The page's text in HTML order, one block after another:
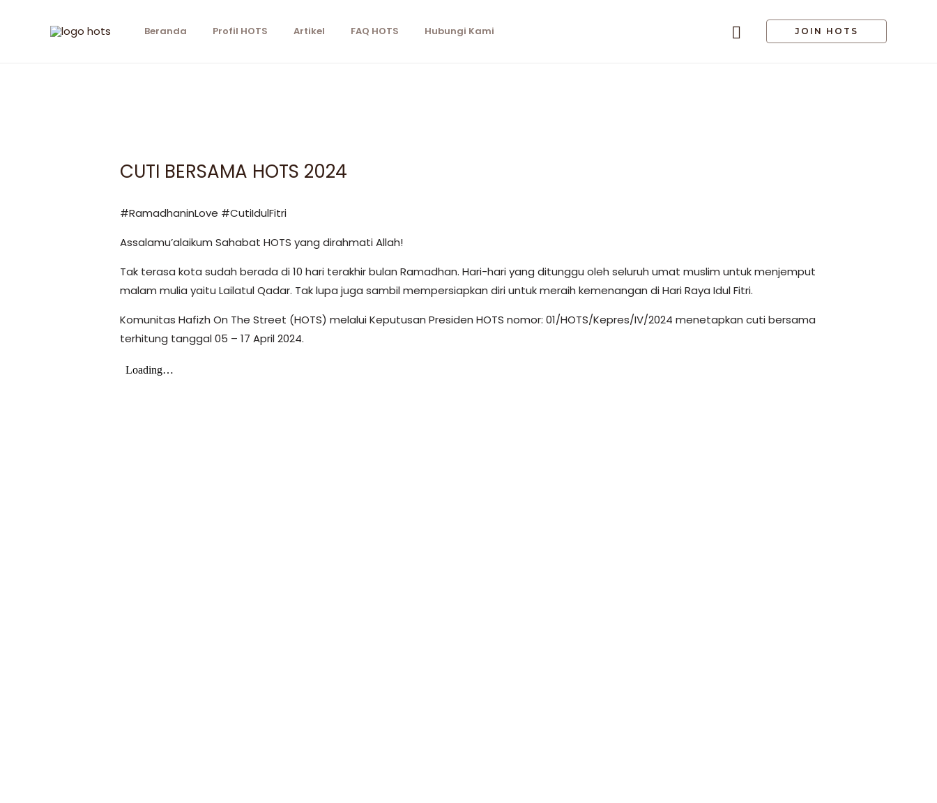
Beranda Profil HOTS Artikel FAQ HOTS Hubungi Kami JOIN HOTS
CUTI BERSAMA HOTS 2024
#RamadhaninLove #CutiIdulFitri
Assalamu’alaikum Sahabat HOTS yang dirahmati Allah!
Tak terasa kota sudah berada di 10 hari terakhir bulan Ramadhan. Hari-hari yang ditunggu oleh seluruh umat muslim untuk menjemput
malam mulia yaitu Lailatul Qadar. Tak lupa juga sambil mempersiapkan diri untuk meraih kemenangan di Hari Raya Idul Fitri.
Komunitas Hafizh On The Street (HOTS) melalui Keputusan Presiden HOTS nomor: 01/HOTS/Kepres/IV/2024 menetapkan cuti bersama
terhitung tanggal 05 – 17 April 2024.